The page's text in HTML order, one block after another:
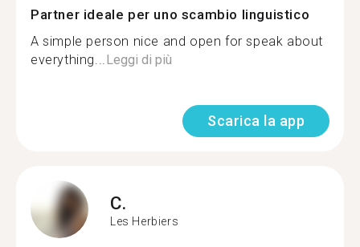
Partner ideale per uno scambio linguistico
A simple person nice and open for speak about
everything... Leggi di più
Scarica la app
C.
Les Herbiers